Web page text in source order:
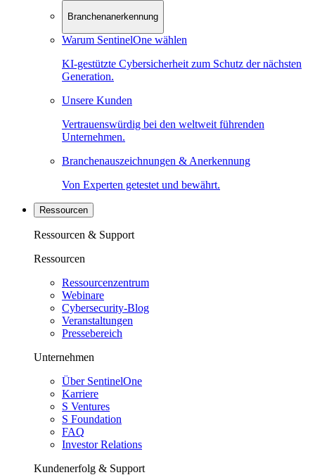
Branchenanerkennung
Warum SentinelOne wählen
KI-gestützte Cybersicherheit zum Schutz der nächsten
Generation.
Unsere Kunden
Vertrauenswürdig bei den weltweit führenden
Unternehmen.
Branchenauszeichnungen & Anerkennung
Von Experten getestet und bewährt.
Ressourcen
Ressourcen & Support
Ressourcen
Ressourcenzentrum
Webinare
Cybersecurity-Blog
Veranstaltungen
Pressebereich
Unternehmen
Über SentinelOne
Karriere
S Ventures
S Foundation
FAQ
Investor Relations
Kundenerfolg & Support